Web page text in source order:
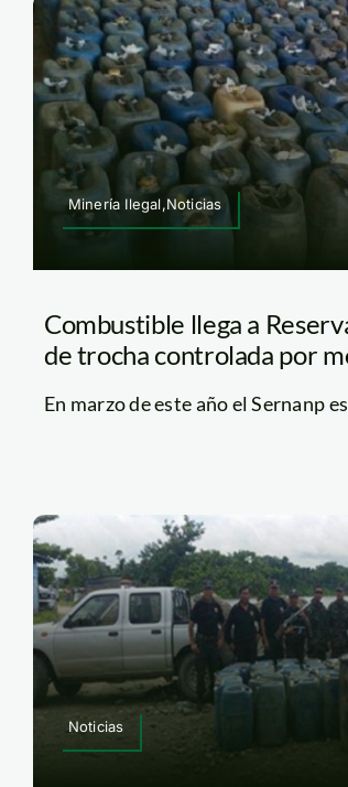
Minería Ilegal,Noticias
Combustible llega a
de trocha controlada por
En marzo de este año el Sernanp
Noticias